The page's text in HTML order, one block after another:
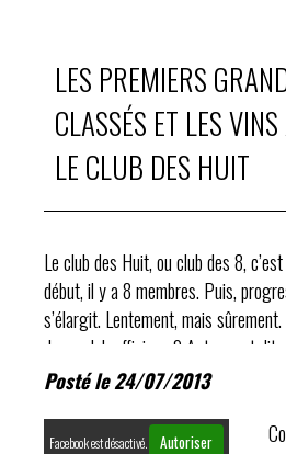
LES PREMIERS
CLASSÉS ET LES
LE CLUB DES HUIT
Le club des Huit, ou club des 8,
début, il y a 8 membres. Puis,
s’élargit. Lentement, mais
de ce club officieux ? Autrement dit,
vins de...
Posté le 24/07/2013
Facebook est désactivé. Autoriser